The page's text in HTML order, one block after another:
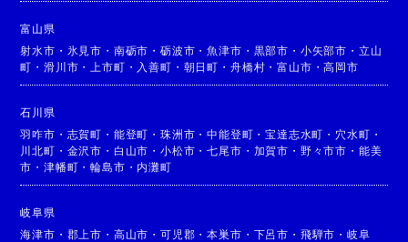
富山県
射水市 ・ 氷見市 ・ 南砺市 ・砺波市 ・魚津市 ・ 黒部市 ・ 小矢部市 ・ 立山
町 ・滑川市 ・ 上市町 ・ 入善町 ・ 朝日町 ・ 舟橋村 ・富山市 ・高岡市
石川県
羽咋市 ・ 志賀町 ・ 能登町 ・珠洲市 ・中能登町 ・宝達志水町 ・ 穴水町 ・
川北町 ・ 金沢市 ・ 白山市 ・小松市 ・七尾市 ・ 加賀市 ・ 野々市市 ・ 能美
市 ・津幡町 ・輪島市 ・ 内灘町
岐阜県
海津市 ・ 郡上市 ・ 高山市 ・可児郡 ・本巣市 ・ 下呂市 ・ 飛騨市 ・ 岐阜